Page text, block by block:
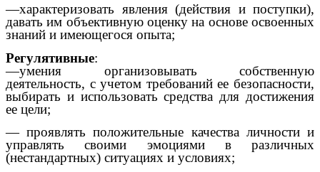
—характеризовать явления (действия и поступки),
давать им объективную оценку на основе освоенных
знаний и имеющегося опыта;
Регулятивные:
—умения организовывать собственную
деятельность, с учетом требований ее безопасности,
выбирать и использовать средства для достижения
ее цели;
— проявлять положительные качества личности и
управлять своими эмоциями в различных
(нестандартных) ситуациях и условиях;